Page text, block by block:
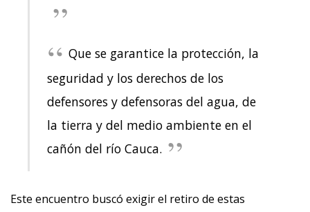
Que se garantice la protección, la
seguridad y los derechos de los
defensores y defensoras del agua, de
la tierra y del medio ambiente en el
cañón del río Cauca.
Este encuentro buscó exigir el retiro de estas